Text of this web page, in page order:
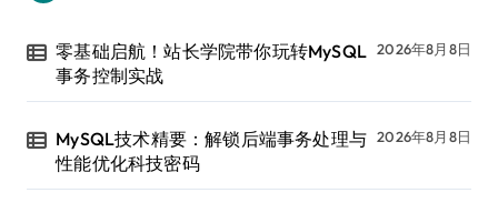
零基础启航！站长学院带你玩转MySQL
事务控制实战
2026年8月8日
MySQL技术精要：解锁后端事务处理与
性能优化科技密码
2026年8月8日